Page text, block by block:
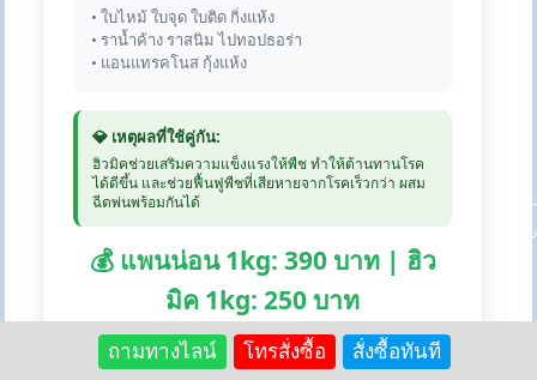
• ใบไหม้ ใบจุด ใบติด กิ่งแห้ง
• ราน้ำค้าง ราสนิม ไปทอปธอร่า
• แอนแทรคโนส กุ้งแห้ง
💎 เหตุผลที่ใช้คู่กัน:
ฮิวมิคช่วยเสริมความแข็งแรงให้พืช ทำให้ต้านทานโรค
ได้ดีขึ้น และช่วยฟื้นฟูพืชที่เสียหายจากโรคเร็วกว่า ผสม
ฉีดพ่นพร้อมกันได้
💰 แพนน่อน 1kg: 390 บาท | ฮิว
มิค 1kg: 250 บาท
🛒 สั่งซื้อแพนน่อน: Lazada Shopee
ถามทางไลน์ โทรสั่งซื้อ สั่งซื้อทันที